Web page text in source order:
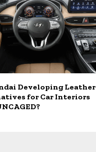
Developing Leather
for Car Interiors